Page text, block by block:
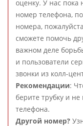
оценку. У нас пока
номер телефона,
номера,
сможете помочь
важном деле
и пользователи
звонки из колл-
Рекомендации:
берите трубку и
телефона.
Другой номер?